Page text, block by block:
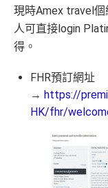
現時Amex travel
人可直接login
得。
FHR預訂網址
→ https://
HK/fhr/